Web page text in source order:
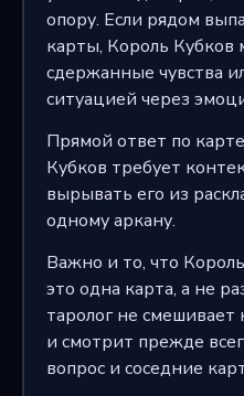
опору. Если рядом
карты, Король Кубков
сдержанные чувства
ситуацией через
Прямой ответ по
Кубков требует
вырывать его из
одному аркану.
Важно и то, что
это одна карта, а не
таролог не смешивает
и смотрит прежде
вопрос и соседние